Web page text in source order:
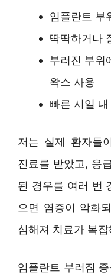
임플란트 부
딱딱하거나
부러진 부위
왁스 사용
빠른 시일
저는 실제 환자들
진료를 받았고, 응
된 경우를 여러 번
으면 염증이 악화
심해져 치료가 복
임플란트 부러짐